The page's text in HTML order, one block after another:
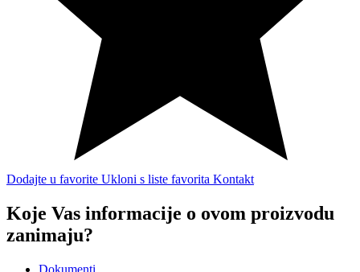
Dodajte u favorite Ukloni s liste favorita Kontakt
Koje Vas informacije o ovom proizvodu
zanimaju?